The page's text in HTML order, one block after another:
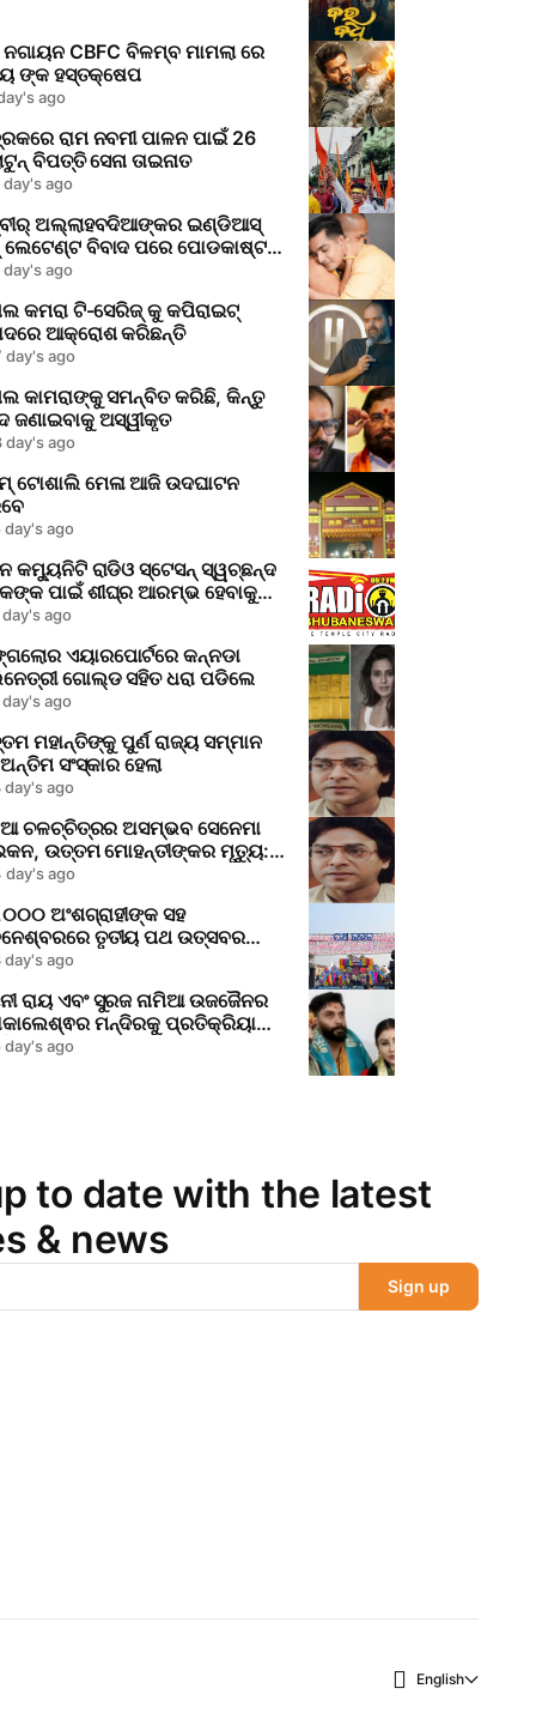
CBFC ବିଳମ୍ବ ମାମଲା ରେ
ଙ୍କ ହସ୍ତକ୍ଷେପ
ago
ରାମ ନବମୀ ପାଳନ ପାଇଁ 26
ବିପତ୍ତି ସେନା ତାଇନାତ
day's ago
ଅଲ୍ଲାହବଦିଆଙ୍କର ଇଣ୍ଡିଆସ୍
ବିବାଦ ପରେ ପୋଡକାଷ୍ଟ
ପାଲ୍ଗା ରିନ୍ପୋଚେ ସହ
day's ago
କମରା ଟି-ସେରିଜ୍ କୁ କପିରାଇଟ୍
ଆକ୍ରୋଶ କରିଛନ୍ତି
day's ago
କାମରାଙ୍କୁ ସମନ୍ବିତ କରିଛି, କିନ୍ତୁ
ଜଣାଇବାକୁ ଅସ୍ୱୀକୃତ
day's ago
ଟୋଶାଲି ମେଳା ଆଜି ଉଦଘାଟନ
day's ago
କମ୍ୟୁନିଟି ରାଡିଓ ସ୍ଟେସନ୍ ସ୍ୱଚ୍ଛନ୍ଦ
ପାଇଁ ଶୀଘ୍ର ଆରମ୍ଭ ହେବାକୁ
day's ago
ଏୟାରପୋର୍ଟରେ କନ୍ନଡା
ଗୋଲ୍ଡ ସହିତ ଧରା ପଡିଲେ
day's ago
ମହାନ୍ତିଙ୍କୁ ପୁର୍ଣ ରାଜ୍ୟ ସମ୍ମାନ
ସଂସ୍କାର ହେଲା
day's ago
ଚଳଚ୍ଚିତ୍ରର ଅସମ୍ଭବ ସେନେମା
ଉତ୍ତମ ମୋହନ୍ତୀଙ୍କର ମୃତ୍ୟୁ:
ପ୍ରଜ୍ଞାରେ ଅପୂର୍ଣ୍ଣ ଖାଲି
day's ago
ଅଂଶଗ୍ରାହୀଙ୍କ ସହ
ତୃତୀୟ ପଥ ଉତ୍ସବର
ଆୟୋଜନ
day's ago
ରାୟ ଏବଂ ସୁରଜ ନାମିଆ ଉଜଜୈନର
ମନ୍ଦିରକୁ ପ୍ରତିକ୍ରିୟା
ଯାଇଥିଲେ
day's ago
to date with the latest
& news
Sign up
English